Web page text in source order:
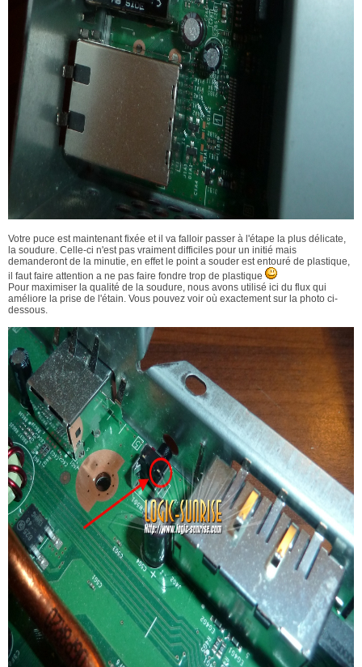
Votre puce est maintenant fixée et il va falloir passer à l'étape la plus délicate,
la soudure. Celle-ci n'est pas vraiment difficiles pour un initié mais
demanderont de la minutie, en effet le point a souder est entouré de plastique,
il faut faire attention a ne pas faire fondre trop de plastique
Pour maximiser la qualité de la soudure, nous avons utilisé ici du flux qui
améliore la prise de l'étain. Vous pouvez voir où exactement sur la photo ci-
dessous.